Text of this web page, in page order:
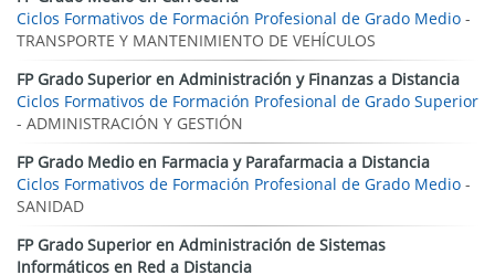
Ciclos Formativos de Formación Profesional de Grado Medio -
TRANSPORTE Y MANTENIMIENTO DE VEHÍCULOS
FP Grado Superior en Administración y Finanzas a Distancia
Ciclos Formativos de Formación Profesional de Grado Superior
- ADMINISTRACIÓN Y GESTIÓN
FP Grado Medio en Farmacia y Parafarmacia a Distancia
Ciclos Formativos de Formación Profesional de Grado Medio -
SANIDAD
FP Grado Superior en Administración de Sistemas
Informáticos en Red a Distancia